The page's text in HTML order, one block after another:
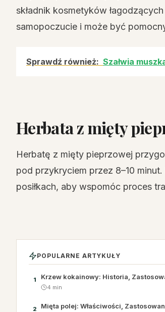
składnik kosmetyków
samopoczucie i może być
Sprawdź również: Szałwia
Herbata z mięty
Herbatę z mięty pieprzowej
pod przykryciem przez 8–10
posiłkach, aby wspomóc proces
POPULARNE ARTYKUŁY
1 Krzew kokainowy: Historia,
4 min
2 Mięta polej: Właściwości,